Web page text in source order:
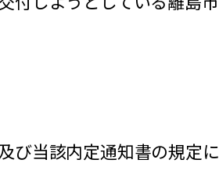
び当該内定通知書の規定に